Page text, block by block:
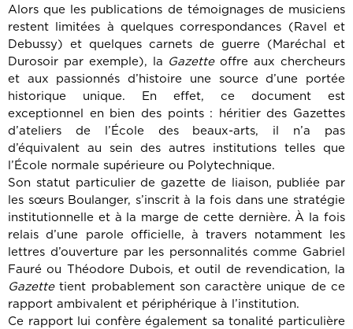
Alors que les publications de témoignages de musiciens
restent limitées à quelques correspondances (Ravel et
Debussy) et quelques carnets de guerre (Maréchal et
Durosoir par exemple), la Gazetteoffre aux chercheurs
et aux passionnés d’histoire une source d’une portée
historique unique. En effet, ce document est
exceptionnel en bien des points : héritier des Gazettes
d’ateliers de l’École des beaux-arts, il n’a pas
d’équivalent au sein des autres institutions telles que
l’École normale supérieure ou Polytechnique.
Son statut particulier de gazette de liaison, publiée par
les sœurs Boulanger, s’inscrit à la fois dans une stratégie
institutionnelle et à la marge de cette dernière. À la fois
relais d’une parole officielle, à travers notamment les
lettres d’ouverture par les personnalités comme Gabriel
Fauré ou Théodore Dubois, et outil de revendication, la
Gazettetient probablement son caractère unique de ce
rapport ambivalent et périphérique à l’institution.
Ce rapport lui confère également sa tonalité particulière